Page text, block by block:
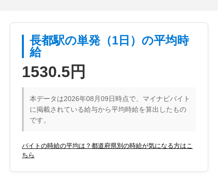
長都駅の単発（1日）の平均時
給
1530.5円
本データは2026年08月09日時点で、マイナビバイト
に掲載されている給与から平均時給を算出したもの
です。
バイトの時給の平均は？都道府県別の時給が気になる方はこ
ちら